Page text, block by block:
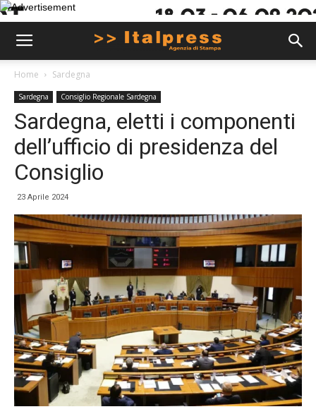
Home Sardegna
Sardegna Consiglio Regionale Sardegna
Sardegna, eletti i componenti
dell’ufficio di presidenza del
Consiglio
23 Aprile 2024